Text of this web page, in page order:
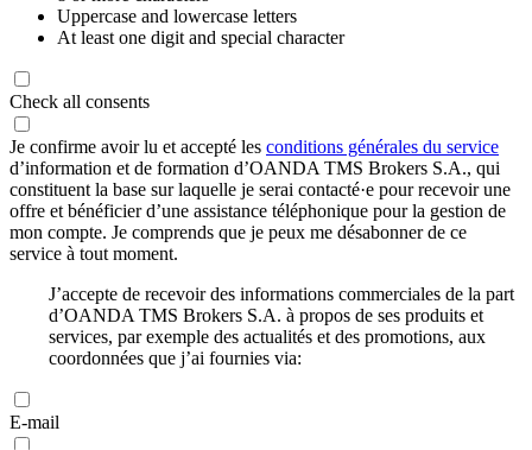
Uppercase and lowercase letters
At least one digit and special character
Check all consents
Je confirme avoir lu et accepté les conditions générales du service
d’information et de formation d’OANDA TMS Brokers S.A., qui
constituent la base sur laquelle je serai contacté·e pour recevoir une
offre et bénéficier d’une assistance téléphonique pour la gestion de
mon compte. Je comprends que je peux me désabonner de ce
service à tout moment.
J’accepte de recevoir des informations commerciales de la part
d’OANDA TMS Brokers S.A. à propos de ses produits et
services, par exemple des actualités et des promotions, aux
coordonnées que j’ai fournies via:
E-mail